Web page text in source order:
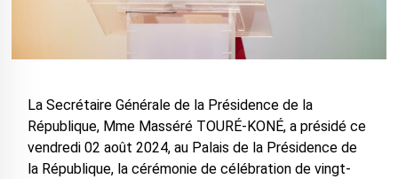
La Secrétaire Générale de la Présidence de la
République, Mme Masséré TOURÉ-KONÉ, a présidé ce
vendredi 02 août 2024, au Palais de la Présidence de
la République, la cérémonie de célébration de vingt-